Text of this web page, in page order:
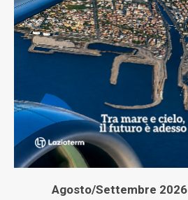
Agosto/Settembre 2026